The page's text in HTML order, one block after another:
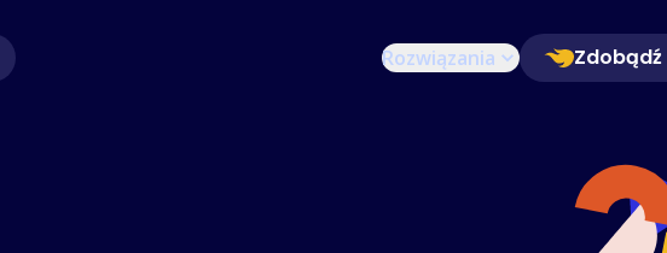
Rozwiązania Zdobądź